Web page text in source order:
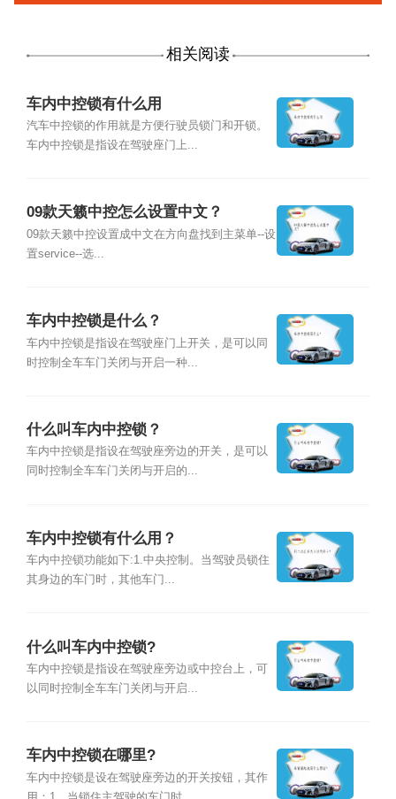
相关阅读
车内中控锁有什么用
汽车中控锁的作用就是方便行驶员锁门和开锁。
车内中控锁是指设在驾驶座门上...
09款天籁中控怎么设置中文？
09款天籁中控设置成中文在方向盘找到主菜单--设
置service--选...
车内中控锁是什么？
车内中控锁是指设在驾驶座门上开关，是可以同
时控制全车车门关闭与开启一种...
什么叫车内中控锁？
车内中控锁是指设在驾驶座旁边的开关，是可以
同时控制全车车门关闭与开启的...
车内中控锁有什么用？
车内中控锁功能如下:1.中央控制。当驾驶员锁住
其身边的车门时，其他车门...
什么叫车内中控锁?
车内中控锁是指设在驾驶座旁边或中控台上，可
以同时控制全车车门关闭与开启...
车内中控锁在哪里?
车内中控锁是设在驾驶座旁边的开关按钮，其作